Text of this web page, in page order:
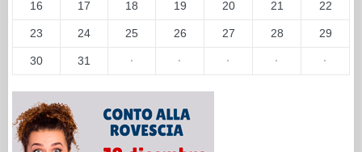
16 17 18 19 20 21 22
23 24 25 26 27 28 29
30 31 · · · · ·